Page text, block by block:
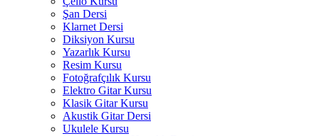
Şan Dersi
Klarnet Dersi
Diksiyon Kursu
Yazarlık Kursu
Resim Kursu
Fotoğrafçılık Kursu
Elektro Gitar Kursu
Klasik Gitar Kursu
Akustik Gitar Dersi
Ukulele Kursu